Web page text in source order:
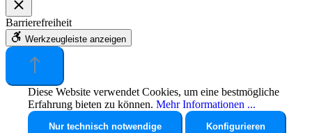
Barrierefreiheit
Werkzeugleiste anzeigen
Diese Website verwendet Cookies, um eine bestmögliche
Erfahrung bieten zu können. Mehr Informationen ...
Nur technisch notwendige Konfigurieren